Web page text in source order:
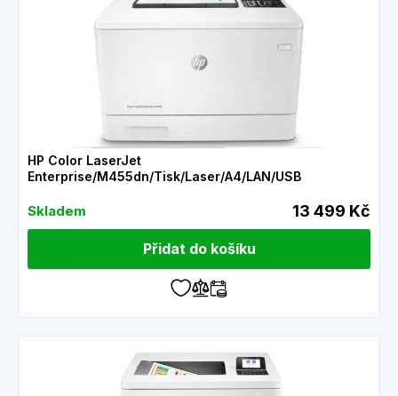
HP Color LaserJet
Enterprise/M455dn/Tisk/Laser/A4/LAN/USB
Skladem 13 499 Kč
Přidat do košíku